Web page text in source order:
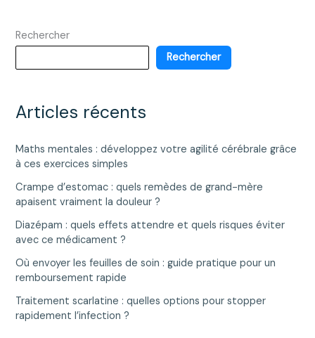
retour
30
d’utilisation
Rechercher
Rechercher
Articles récents
Maths mentales : développez votre agilité cérébrale grâce
à ces exercices simples
Crampe d’estomac : quels remèdes de grand-mère
apaisent vraiment la douleur ?
Diazépam : quels effets attendre et quels risques éviter
avec ce médicament ?
Où envoyer les feuilles de soin : guide pratique pour un
remboursement rapide
Traitement scarlatine : quelles options pour stopper
rapidement l’infection ?